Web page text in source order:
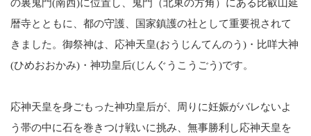
の裏鬼門(南西)に位置し、鬼門（北東の方角）にある比叡山延
暦寺とともに、都の守護、国家鎮護の社として重要視されて
きました。御祭神は、応神天皇(おうじんてんのう)・比咩大神
(ひめおおかみ)・神功皇后(じんぐうこうごう)です。
応神天皇を身ごもった神功皇后が、周りに妊娠がバレないよ
う帯の中に石を巻きつけ戦いに挑み、無事勝利し応神天皇を